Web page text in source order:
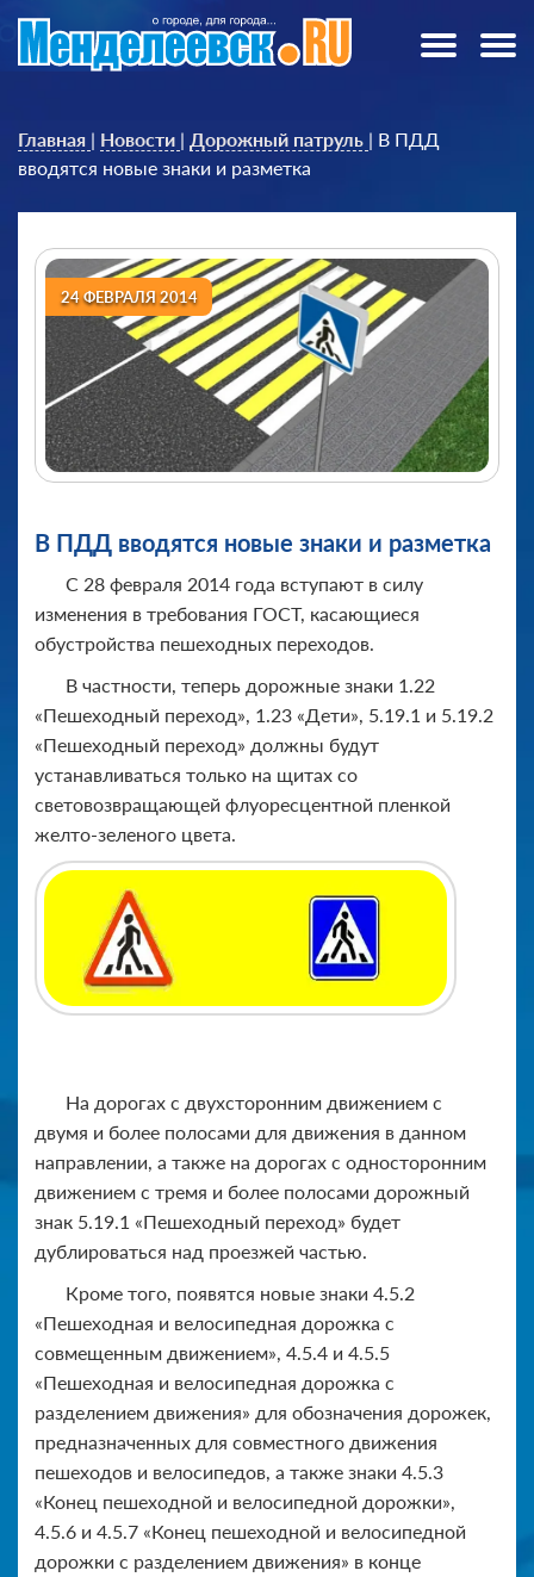
Главная | Новости | Дорожный патруль | В ПДД
вводятся новые знаки и разметка
24 ФЕВРАЛЯ 2014
В ПДД вводятся новые знаки и разметка
С 28 февраля 2014 года вступают в силу
изменения в требования ГОСТ, касающиеся
обустройства пешеходных переходов.
В частности, теперь дорожные знаки 1.22
«Пешеходный переход», 1.23 «Дети», 5.19.1 и 5.19.2
«Пешеходный переход» должны будут
устанавливаться только на щитах со
световозвращающей флуоресцентной пленкой
желто-зеленого цвета.
На дорогах с двухсторонним движением с
двумя и более полосами для движения в данном
направлении, а также на дорогах с односторонним
движением с тремя и более полосами дорожный
знак 5.19.1 «Пешеходный переход» будет
дублироваться над проезжей частью.
Кроме того, появятся новые знаки 4.5.2
«Пешеходная и велосипедная дорожка с
совмещенным движением», 4.5.4 и 4.5.5
«Пешеходная и велосипедная дорожка с
разделением движения» для обозначения дорожек,
предназначенных для совместного движения
пешеходов и велосипедов, а также знаки 4.5.3
«Конец пешеходной и велосипедной дорожки»,
4.5.6 и 4.5.7 «Конец пешеходной и велосипедной
дорожки с разделением движения» в конце